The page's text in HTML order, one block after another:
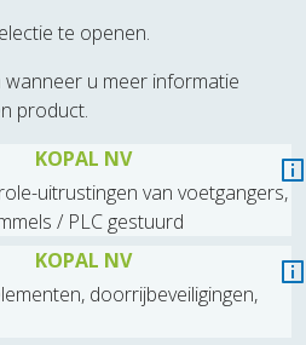
te openen.
wanneer u meer informatie
product.
KOPAL NV
uitrustingen van voetgangers,
/ PLC gestuurd
KOPAL NV
doorrijbeveiligingen,